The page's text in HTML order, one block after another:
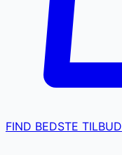
FIND BEDSTE TILBUD